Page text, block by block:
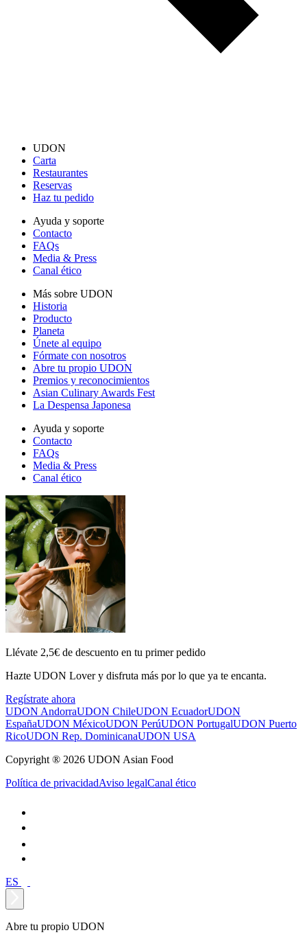
UDON
Carta
Restaurantes
Reservas
Haz tu pedido
Ayuda y soporte
Contacto
FAQs
Media & Press
Canal ético
Más sobre UDON
Historia
Producto
Planeta
Únete al equipo
Fórmate con nosotros
Abre tu propio UDON
Premios y reconocimientos
Asian Culinary Awards Fest
La Despensa Japonesa
Ayuda y soporte
Contacto
FAQs
Media & Press
Canal ético
Llévate 2,5€ de descuento en tu primer pedido
Hazte UDON Lover y disfruta más por lo que ya te encanta.
Regístrate ahora
UDON AndorraUDON ChileUDON EcuadorUDON
EspañaUDON MéxicoUDON PerúUDON PortugalUDON Puerto
RicoUDON Rep. DominicanaUDON USA
Copyright ® 2026 UDON Asian Food
Política de privacidadAviso legalCanal ético
ES
Abre tu propio UDON